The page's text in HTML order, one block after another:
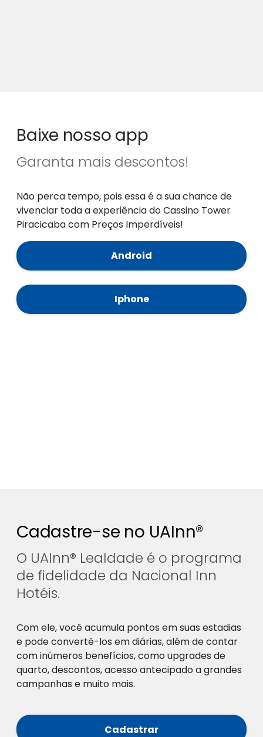
Baixe nosso app
Garanta mais descontos!
Não perca tempo, pois essa é a sua chance de
vivenciar toda a experiência do Cassino Tower
Piracicaba com Preços Imperdíveis!
Android
Iphone
Cadastre-se no UAInn®
O UAInn® Lealdade é o programa
de fidelidade da Nacional Inn
Hotéis.
Com ele, você acumula pontos em suas estadias
e pode convertê-los em diárias, além de contar
com inúmeros benefícios, como upgrades de
quarto, descontos, acesso antecipado a grandes
campanhas e muito mais.
Cadastrar